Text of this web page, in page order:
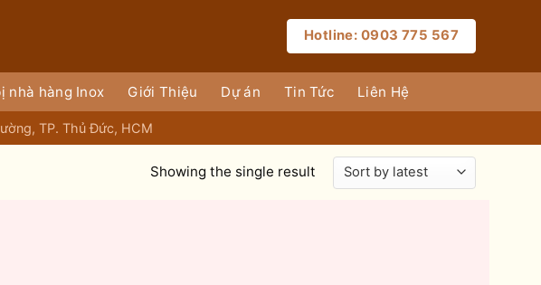
Hotline: 0903 775 567
nhà hàng Inox Giới Thiệu Dự án Tin Tức Liên Hệ
TP. Thủ Đức, HCM
Showing the single result